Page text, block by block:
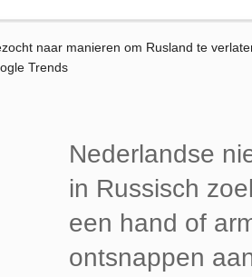
naar manieren om Rusland te
Trends
Nederlandse
in Russisch
een hand of
ontsnappen